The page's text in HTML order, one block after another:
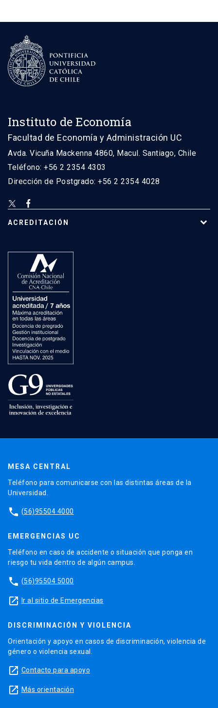
Instituto de Economía
Facultad de Economía y Administración UC
Avda. Vicuña Mackenna 4860, Macul. Santiago, Chile
Teléfono: +56 2 2354 4303
Dirección de Postgrado: +56 2 2354 4028
ACREDITACIÓN
MESA CENTRAL
Teléfono para comunicarse con las distintas áreas de la
Universidad.
phone (56)95504 4000
EMERGENCIAS UC
Teléfono en caso de accidente o situación que ponga en
riesgo tu vida dentro de algún campus.
phone (56)95504 5000
launch Ir al sitio de Emergencias
DISCRIMINACIÓN Y VIOLENCIA
Orientación y apoyo en casos de discriminación, violencia de
género o violencia sexual.
launch Contacto para apoyo
launch Más orientación